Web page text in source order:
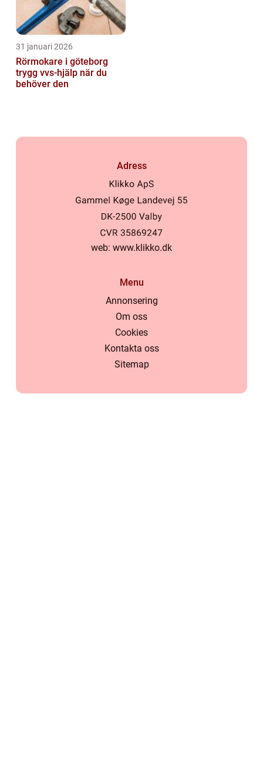
31 januari 2026
Rörmokare i göteborg
trygg vvs-hjälp när du
behöver den
Adress
web: www.klikko.dk
Menu
Annonsering
Om oss
Cookies
Kontakta oss
Sitemap